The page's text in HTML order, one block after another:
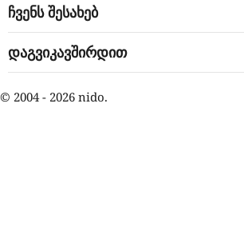
ჩვენს შესახებ
დაგვიკავშირდით
© 2004 - 2026 nido.